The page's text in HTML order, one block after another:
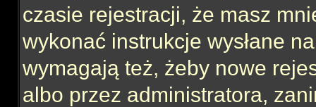
czasie rejestracji, że masz
wykonać instrukcje wysłane
wymagają też, żeby nowe
albo przez administratora,